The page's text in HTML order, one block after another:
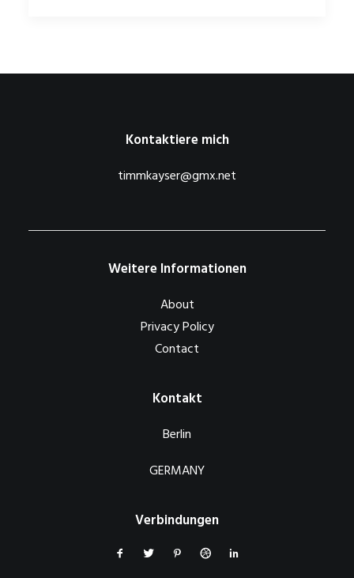
Kontaktiere mich
timmkayser@gmx.net
Weitere Informationen
About
Privacy Policy
Contact
Kontakt
Berlin
GERMANY
Verbindungen